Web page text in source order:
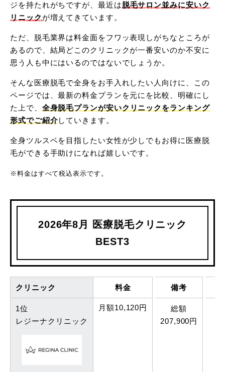
ジを持たれがちですが、最近は脱毛サロン並みに安いク
リニック が増えてきています。
ただ、脱毛業界は料金面をフワッ表現しがちなところが
あるので、結局どこのクリニックが一番安いのか不安に
思う人も中にはいるのではないでしょうか。
そんな医療脱毛で全身をお手入れしたい人向けに、この
ページでは、最新の料金プランを元にを比較、明確にし
た上で、 全身脱毛プランが安いクリニックをランキング
形式でご紹介していきます。
全身ツルスベを目指したい女性が少しでもお得に医療脱
毛ができる手助けになれば嬉しいです。
※料金はすべて税込表示です。
2026年8月 医療脱毛クリニック
BEST3
クリニック
1位
レジーナクリニック
料金
月額10,120円
備考
総額
207,900円